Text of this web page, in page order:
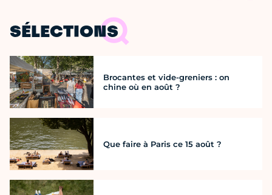
SÉLECTIONS
Brocantes et vide-greniers : on
chine où en août ?
Que faire à Paris ce 15 août ?